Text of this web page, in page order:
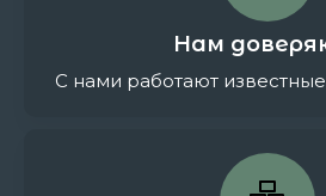
Нам
С нами работают